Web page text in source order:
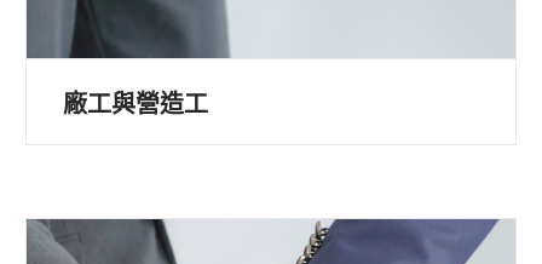
廠工與營造工